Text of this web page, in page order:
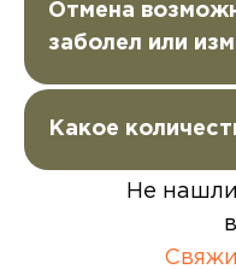
Отмена
заболел или
Какое
Не
Хотите
вопрос или